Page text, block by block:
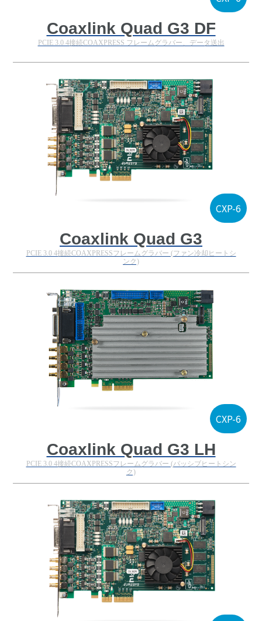
Coaxlink Quad G3 DF
PCIE 3.0 4接続COAXPRESS フレームグラバー、データ送出
CXP-6
Coaxlink Quad G3
PCIE 3.0 4接続COAXPRESSフレームグラバー (ファン冷却ヒートシ
ンク)
CXP-6
Coaxlink Quad G3 LH
PCIE 3.0 4接続COAXPRESSフレームグラバー (パッシブヒートシン
ク)